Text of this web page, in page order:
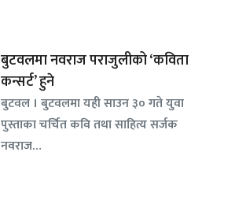
बुटवलमा नवराज पराजुलीको ‘कविता
कन्सर्ट’ हुने
बुटवल । बुटवलमा यही साउन ३० गते युवा
पुस्ताका चर्चित कवि तथा साहित्य सर्जक
नवराज…